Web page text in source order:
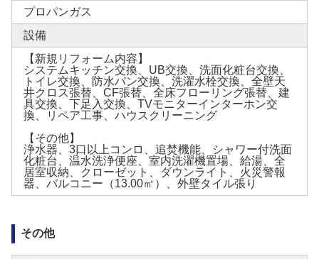
プロパンガス
設備
【新規リフォーム内容】
システムキッチン交換、UB交換、洗面化粧台交換、
トイレ交換、防水パン交換、洗濯水栓交換、全壁天
井クロス張替、CF張替、全床フローリング張替、建
具交換、下足入交換、TVモニターインターホン交
換、リペア工事、ハウスクリーニング
【その他】
浄水器、3口以上コンロ、追焚機能、シャワー付洗面
化粧台、温水洗浄便座、室内洗濯機置場、給湯、全
居室収納、クローゼット、ダウンライト、火災警報
器、バルコニー（13.00㎡）、外壁タイル張り
その他